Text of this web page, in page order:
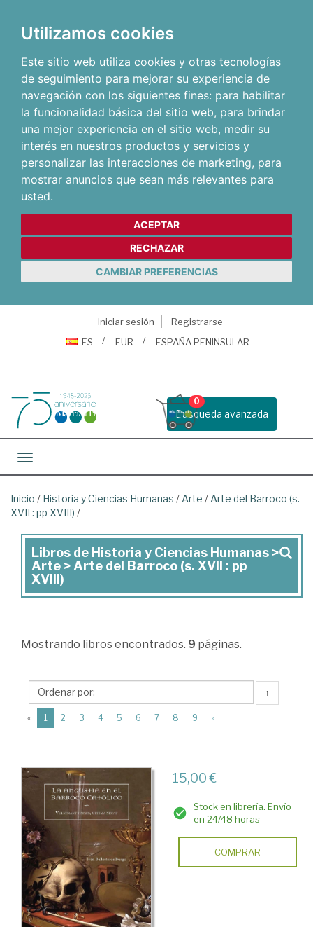
Utilizamos cookies
Este sitio web utiliza cookies y otras tecnologías
de seguimiento para mejorar su experiencia de
navegación con los siguientes fines: para habilitar
la funcionalidad básica del sitio web, para brindar
una mejor experiencia en el sitio web, medir su
interés en nuestros productos y servicios y
personalizar las interacciones de marketing, para
mostrar anuncios que sean más relevantes para
usted.
ACEPTAR
RECHAZAR
CAMBIAR PREFERENCIAS
Iniciar sesión
Registrarse
ES
EUR ESPAÑA PENINSULAR
Busqueda avanzada
0
Toggle navigation
Inicio / Historia y Ciencias Humanas / Arte / Arte del Barroco (s.
XVII : pp XVIII) /
Libros
de
Historia
Ciencias
>
Arte
del
Barroco
(s.
XVII
:
pp
XVIII)
Libros de Historia y Ciencias Humanas >
Arte > Arte del Barroco (s. XVII : pp
XVIII)
Mostrando libros encontrados. 9 páginas.
↑
« 1 (current)
2 3 4 5 6 7 8 9 »
15,00 €
Stock en librería. Envío
en 24/48 horas
COMPRAR